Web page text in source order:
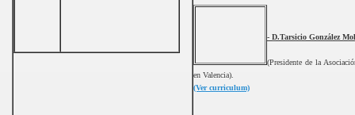
- D.Tarsicio González
(Presidente de la
en Valencia).
(Ver curriculum)